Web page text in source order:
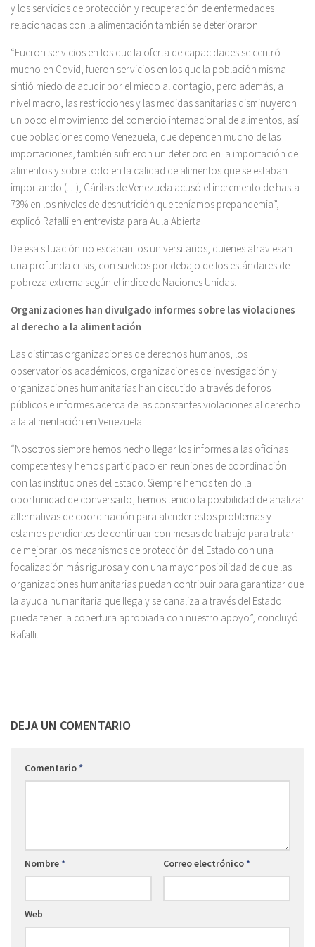
y los servicios de protección y recuperación de enfermedades
relacionadas con la alimentación también se deterioraron.
“Fueron servicios en los que la oferta de capacidades se centró
mucho en Covid, fueron servicios en los que la población misma
sintió miedo de acudir por el miedo al contagio, pero además, a
nivel macro, las restricciones y las medidas sanitarias disminuyeron
un poco el movimiento del comercio internacional de alimentos, así
que poblaciones como Venezuela, que dependen mucho de las
importaciones, también sufrieron un deterioro en la importación de
alimentos y sobre todo en la calidad de alimentos que se estaban
importando (…), Cáritas de Venezuela acusó el incremento de hasta
73% en los niveles de desnutrición que teníamos prepandemia”,
explicó Rafalli en entrevista para Aula Abierta.
De esa situación no escapan los universitarios, quienes atraviesan
una profunda crisis, con sueldos por debajo de los estándares de
pobreza extrema según el índice de Naciones Unidas.
Organizaciones han divulgado informes sobre las violaciones
al derecho a la alimentación
Las distintas organizaciones de derechos humanos, los
observatorios académicos, organizaciones de investigación y
organizaciones humanitarias han discutido a través de foros
públicos e informes acerca de las constantes violaciones al derecho
a la alimentación en Venezuela.
“Nosotros siempre hemos hecho llegar los informes a las oficinas
competentes y hemos participado en reuniones de coordinación
con las instituciones del Estado. Siempre hemos tenido la
oportunidad de conversarlo, hemos tenido la posibilidad de analizar
alternativas de coordinación para atender estos problemas y
estamos pendientes de continuar con mesas de trabajo para tratar
de mejorar los mecanismos de protección del Estado con una
focalización más rigurosa y con una mayor posibilidad de que las
organizaciones humanitarias puedan contribuir para garantizar que
la ayuda humanitaria que llega y se canaliza a través del Estado
pueda tener la cobertura apropiada con nuestro apoyo”, concluyó
Rafalli.
DEJA UN COMENTARIO
Comentario*
Nombre* Correo electrónico*
Web